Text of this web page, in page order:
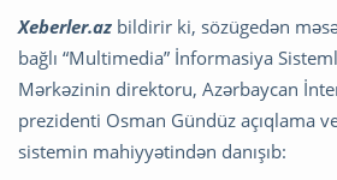
Xeberler.az bildirir ki, sözügedən
bağlı “Multimedia” İnformasiya
Mərkəzinin direktoru, Azərbaycan
prezidenti Osman Gündüz açıqlama
sistemin mahiyyətindən danışıb: